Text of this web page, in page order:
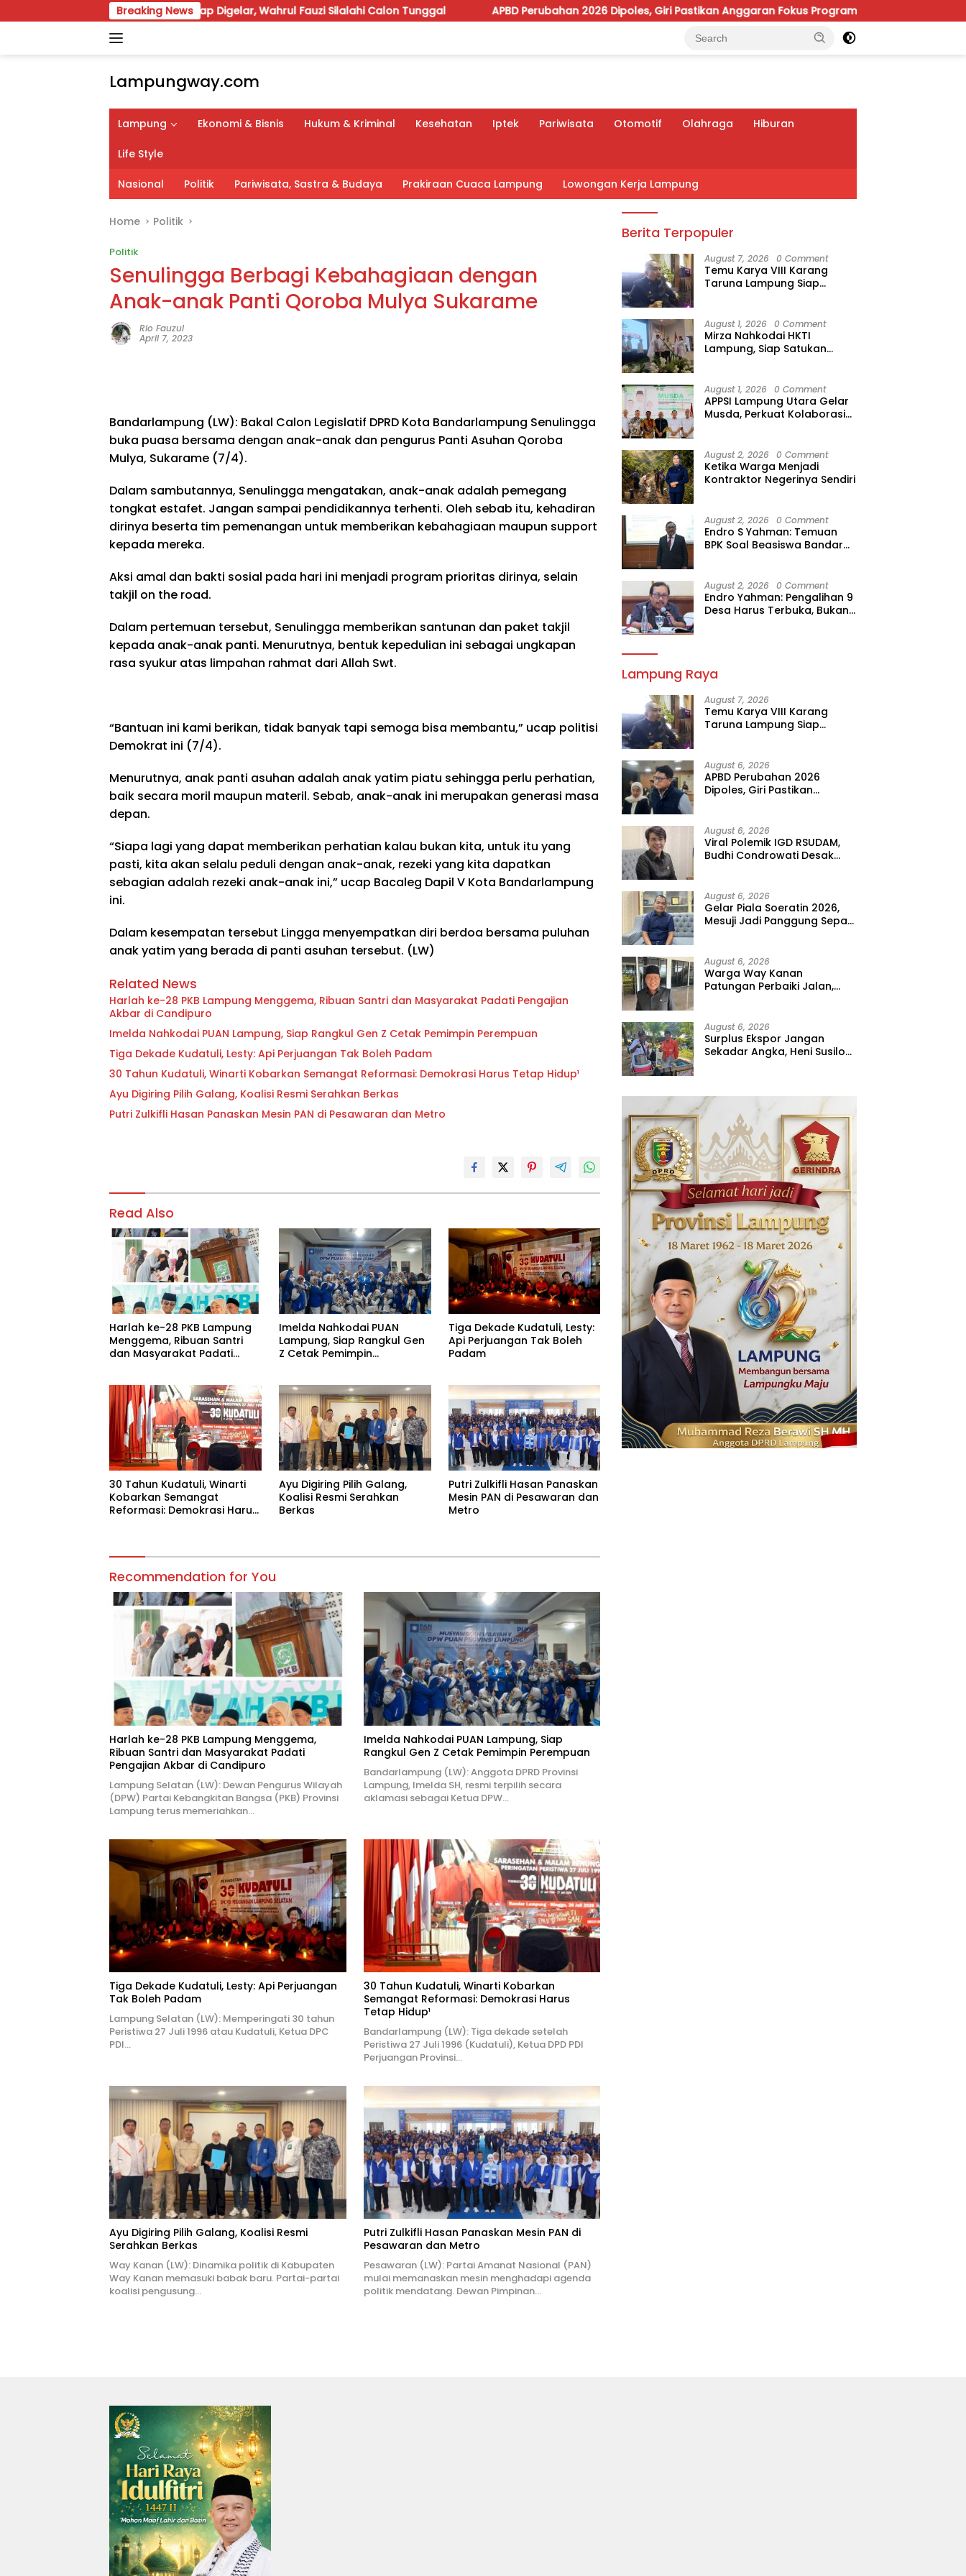
to
Breaking News
Lampung Siap Digelar, Wahrul Fauzi Silalahi Calon Tunggal APBD Perubahan 2026 Dipoles, Giri Pastikan Anggaran Fokus Program Prioritas Viral Polemik IGD
Lampungway.com
Berita
Daerah
Lampung
Terpercaya
dan
Terupdate
Lampung Ekonomi & Bisnis Hukum & Kriminal Kesehatan Iptek Pariwisata Otomotif Olahraga Hiburan
Life Style
Nasional Politik Pariwisata, Sastra & Budaya Prakiraan Cuaca Lampung Lowongan Kerja Lampung
Home Politik
Politik
Senulingga Berbagi Kebahagiaan dengan
Anak-anak Panti Qoroba Mulya Sukarame
Rio Fauzul
April 7, 2023
Bandarlampung (LW): Bakal Calon Legislatif DPRD Kota Bandarlampung Senulingga
buka puasa bersama dengan anak-anak dan pengurus Panti Asuhan Qoroba
Mulya, Sukarame (7/4).
Dalam sambutannya, Senulingga mengatakan, anak-anak adalah pemegang
tongkat estafet. Jangan sampai pendidikannya terhenti. Oleh sebab itu, kehadiran
dirinya beserta tim pemenangan untuk memberikan kebahagiaan maupun support
kepada mereka.
Aksi amal dan bakti sosial pada hari ini menjadi program prioritas dirinya, selain
takjil on the road.
Dalam pertemuan tersebut, Senulingga memberikan santunan dan paket takjil
kepada anak-anak panti. Menurutnya, bentuk kepedulian ini sebagai ungkapan
rasa syukur atas limpahan rahmat dari Allah Swt.
“Bantuan ini kami berikan, tidak banyak tapi semoga bisa membantu,” ucap politisi
Demokrat ini (7/4).
Menurutnya, anak panti asuhan adalah anak yatim piatu sehingga perlu perhatian,
baik secara moril maupun materil. Sebab, anak-anak ini merupakan generasi masa
depan.
“Siapa lagi yang dapat memberikan perhatian kalau bukan kita, untuk itu yang
pasti, kita akan selalu peduli dengan anak-anak, rezeki yang kita dapatkan
sebagian adalah rezeki anak-anak ini,” ucap Bacaleg Dapil V Kota Bandarlampung
ini.
Dalam kesempatan tersebut Lingga menyempatkan diri berdoa bersama puluhan
anak yatim yang berada di panti asuhan tersebut. (LW)
Related News
Harlah ke-28 PKB Lampung Menggema, Ribuan Santri dan Masyarakat Padati Pengajian
Akbar di Candipuro
Imelda Nahkodai PUAN Lampung, Siap Rangkul Gen Z Cetak Pemimpin Perempuan
Tiga Dekade Kudatuli, Lesty: Api Perjuangan Tak Boleh Padam
30 Tahun Kudatuli, Winarti Kobarkan Semangat Reformasi: Demokrasi Harus Tetap Hidup¹
Ayu Digiring Pilih Galang, Koalisi Resmi Serahkan Berkas
Putri Zulkifli Hasan Panaskan Mesin PAN di Pesawaran dan Metro
Read Also
Harlah ke-28 PKB Lampung
Menggema, Ribuan Santri
dan Masyarakat Padati
Imelda Nahkodai PUAN
Lampung, Siap Rangkul Gen
Z Cetak Pemimpin
Tiga Dekade Kudatuli, Lesty:
Api Perjuangan Tak Boleh
Padam
30 Tahun Kudatuli, Winarti
Kobarkan Semangat
Reformasi: Demokrasi Harus
Ayu Digiring Pilih Galang,
Koalisi Resmi Serahkan
Berkas
Putri Zulkifli Hasan Panaskan
Mesin PAN di Pesawaran dan
Metro
Recommendation for You
Harlah ke-28 PKB Lampung Menggema,
Ribuan Santri dan Masyarakat Padati
Pengajian Akbar di Candipuro
Lampung Selatan (LW): Dewan Pengurus Wilayah
(DPW) Partai Kebangkitan Bangsa (PKB) Provinsi
Lampung terus memeriahkan…
Imelda Nahkodai PUAN Lampung, Siap
Rangkul Gen Z Cetak Pemimpin Perempuan
Bandarlampung (LW): Anggota DPRD Provinsi
Lampung, Imelda SH, resmi terpilih secara
aklamasi sebagai Ketua DPW…
Tiga Dekade Kudatuli, Lesty: Api Perjuangan
Tak Boleh Padam
Lampung Selatan (LW): Memperingati 30 tahun
Peristiwa 27 Juli 1996 atau Kudatuli, Ketua DPC
PDI…
30 Tahun Kudatuli, Winarti Kobarkan
Semangat Reformasi: Demokrasi Harus
Tetap Hidup¹
Bandarlampung (LW): Tiga dekade setelah
Peristiwa 27 Juli 1996 (Kudatuli), Ketua DPD PDI
Perjuangan Provinsi…
Ayu Digiring Pilih Galang, Koalisi Resmi
Serahkan Berkas
Way Kanan (LW): Dinamika politik di Kabupaten
Way Kanan memasuki babak baru. Partai-partai
koalisi pengusung…
Putri Zulkifli Hasan Panaskan Mesin PAN di
Pesawaran dan Metro
Pesawaran (LW): Partai Amanat Nasional (PAN)
mulai memanaskan mesin menghadapi agenda
politik mendatang. Dewan Pimpinan…
Berita Terpopuler
August 7, 2026 0 Comment
Temu Karya VIII Karang
Taruna Lampung Siap
August 1, 2026 0 Comment
Mirza Nahkodai HKTI
Lampung, Siap Satukan
August 1, 2026 0 Comment
APPSI Lampung Utara Gelar
Musda, Perkuat Kolaborasi
Bermartabat
August 2, 2026 0 Comment
Ketika Warga Menjadi
Kontraktor Negerinya Sendiri
August 2, 2026 0 Comment
Endro S Yahman: Temuan
BPK Soal Beasiswa Bandar
August 2, 2026 0 Comment
Endro Yahman: Pengalihan 9
Desa Harus Terbuka, Bukan
Lampung Raya
August 7, 2026
Temu Karya VIII Karang
Taruna Lampung Siap
August 6, 2026
APBD Perubahan 2026
Dipoles, Giri Pastikan
August 6, 2026
Viral Polemik IGD RSUDAM,
Budhi Condrowati Desak
August 6, 2026
Gelar Piala Soeratin 2026,
Mesuji Jadi Panggung Sepak
August 6, 2026
Warga Way Kanan
Patungan Perbaiki Jalan,
August 6, 2026
Surplus Ekspor Jangan
Sekadar Angka, Heni Susilo